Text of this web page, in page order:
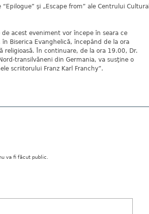
şi „Escape from” ale Centrului Cultural
acest eveniment vor începe în seara ce
Biserica Evanghelică, începând de la ora
În continuare, de la ora 19.00, Dr.
transilvăneni din Germania, va susţine o
scriitorului Franz Karl Franchy”.
va fi făcut public.